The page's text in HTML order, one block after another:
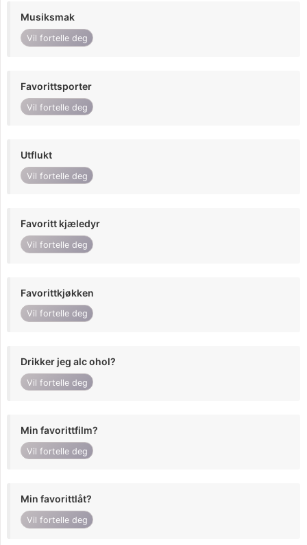
Musiksmak
Vil fortelle deg
Favorittsporter
Vil fortelle deg
Utflukt
Vil fortelle deg
Favoritt kjæledyr
Vil fortelle deg
Favorittkjøkken
Vil fortelle deg
Drikker jeg alc ohol?
Vil fortelle deg
Min favorittfilm?
Vil fortelle deg
Min favorittlåt?
Vil fortelle deg